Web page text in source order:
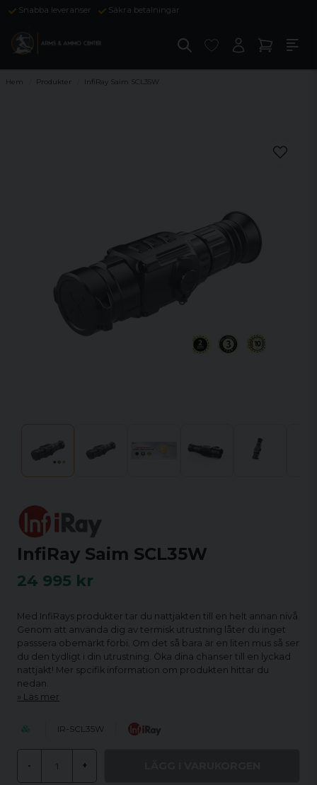
Snabba leveranser Säkra betalningar
Hem Produkter InfiRay Saim SCL35W
InfiRay Saim SCL35W
24 995 kr
Med InfiRays produkter tar du nattjakten till en helt annan nivå.
Genom att använda dig av termisk utrustning låter du inget
passsera obemärkt förbi. Om det så bara är en liten mus så ser
du den tydligt i din utrustning. Öka dina chanser till en lyckad
nattjakt! Mer spcifik information om produkten hittar du
nedan.
Läs mer
IR-SCL35W
- +